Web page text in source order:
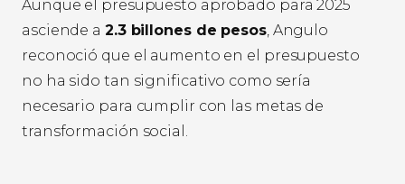
Aunque el presupuesto aprobado para 2025
asciende a 2.3 billones de pesos, Angulo
reconoció que el aumento en el presupuesto
no ha sido tan significativo como sería
necesario para cumplir con las metas de
transformación social.